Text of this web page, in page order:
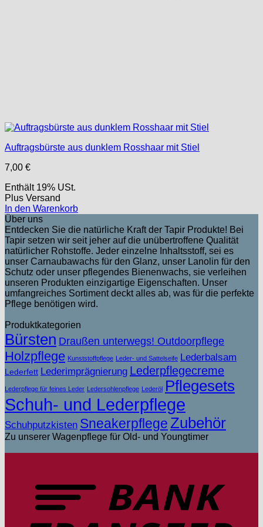
Auftragsbürste aus dunklem Rosshaar mit Stiel
7,00 €
Enthält 19% USt.
Plus Versand
In den Warenkorb
Über uns
Entdecken Sie die natürliche Kraft der Tapir Produkte! Bei
Tapir setzen wir seit jeher auf die unübertroffene Qualität
natürlicher Rohstoffe. Jeder einzelne Inhaltsstoff, sei es
unser Carnaubawachs für den Glanz, unser Lanolin für den
Schutz oder unser pflegendes Bienenwachs, sie verleihen
unseren Produkten einzigartige Eigenschaften. Unser
umfangreiches Sortiment deckt alles ab, was für die perfekte
Pflege benötigen wird.
Produktkategorien
Bürsten Draußen unterwegs! Outdoorpflege
Holzpflege Kunststoffpflege Leder- und Sattelseife Lederbalsam
Lederfett Lederimprägnierung Lederpflegecreme
Lederpflege für feines Leder Ledersohlenpflege Lederöl Pflegesets
Schuh- und Lederpflege
Schuhputzkisten Sneakerpflege Zubehör
Zu unserer Wagenpflege für Old- und Youngtimer